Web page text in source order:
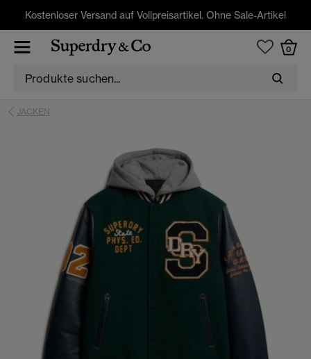
Kostenloser Versand auf Vollpreisartikel. Ohne Sale-Artikel
0
JACKEN